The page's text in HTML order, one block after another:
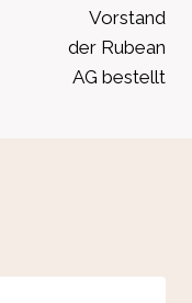
Vorstand
der Rubean
AG bestellt